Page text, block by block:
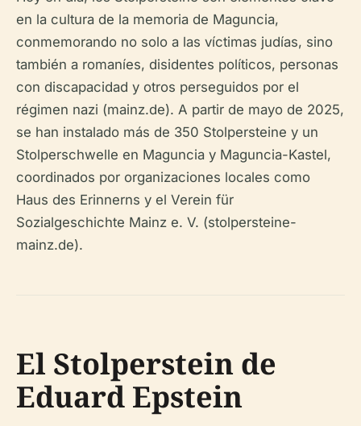
en la cultura de la memoria de Maguncia,
conmemorando no solo a las víctimas judías, sino
también a romaníes, disidentes políticos, personas
con discapacidad y otros perseguidos por el
régimen nazi (mainz.de). A partir de mayo de 2025,
se han instalado más de 350 Stolpersteine y un
Stolperschwelle en Maguncia y Maguncia-Kastel,
coordinados por organizaciones locales como
Haus des Erinnerns y el Verein für
Sozialgeschichte Mainz e. V. (stolpersteine-
mainz.de).
El Stolperstein de
Eduard Epstein